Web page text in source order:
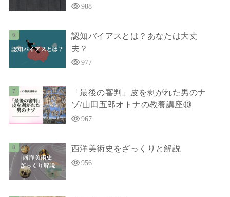
988
認知バイアスとは？あなたは大丈
夫？
977
「最後の審判」皮を剥がれた男のナ
ゾ/山田五郎オトナの教養講座⑩
967
西洋美術史をざっくりと解説
956